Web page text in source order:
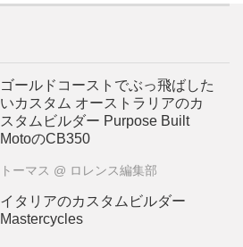
ゴールドコーストでぶっ飛ばした
いカスタム オーストラリアのカ
スタムビルダー Purpose Built
MotoのCB350
トーマス @ ロレンス編集部
イタリアのカスタムビルダー
Mastercycles